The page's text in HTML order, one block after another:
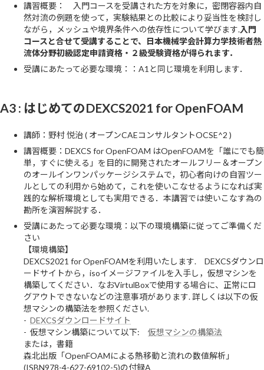
講習概要： 入門コースを受講された方を対象に，密閉容器内自
然対流の例題を使って，実験結果との比較により妥当性を検討し
ながら，メッシュや境界条件への依存性について学びます.入門
コースと合せて受講することで、日本機械学会計算力学技術者熱
流体分野初級認定申請資格・２級受験資格が得られます．
受講にあたって必要な環境：：A1と同じ環境を利用します．
A3 : はじめてのDEXCS2021 for OpenFOAM
講師：野村 悦治 ( オープンCAEコンサルタントOCSE^2 )
講習概要：DEXCS for OpenFOAM はOpenFOAMを「誰にでも簡
単，すぐに使える」を目的に開発されたオールフリー＆オープン
のオールインワンパッケージシステムで，初心者向けの自習ツー
ルとしての利用から始めて，これを使いこなせるようになれば実
践的な解析環境としても実用できる．本講習では使いこなす為の
勘所を演習解説する．
受講にあたって必要な環境：以下の環境構築に従ってご準備くだ
さい
【環境構築】
DEXCS2021 for OpenFOAMを利用いたします. DEXCSダウンロ
ードサイトから，isoイメージファイルを入手し，仮想マシンを
構築してください．なおVirtulBoxで使用する場合に、正常にロ
グアウトできないなどの注意事項があります. 詳しくは以下の仮
想マシンの構築法を参照ください.
- DEXCSダウンロードサイト
- 仮想マシン構築について以下: 仮想マシンの構築法
または，書籍
森北出版「OpenFOAMによる熱移動と流れの数値解析」
(ISBN978-4-627-69102-5)の付録A